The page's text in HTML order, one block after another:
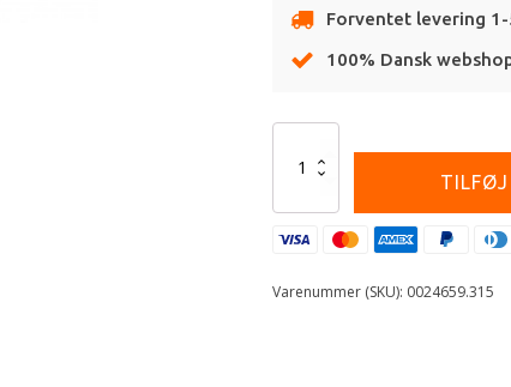
Forventet levering
100% Dansk
K-
FUTURE
KAWASAKI-
TILFØJ
Varenummer (SKU): 0024659.315